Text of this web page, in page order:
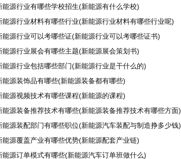
能源行业有哪些学校招生(新能源有什么学校)
能源行业材料有哪些行业(新能源行业材料有哪些行业呢)
能源行业可以考哪些证(新能源行业可以考哪些证书)
能源行业展会有哪些主题(新能源展会策划书)
能源行业包括哪些部门(新能源行业是干什么的)
能源装饰品有哪些(新能源装备都有哪些)
能源视频技术有哪些课程(新能源的课程)
能源装备推荐技术有哪些(新能源装备推荐技术有哪些方面)
能源装配部门有哪些职位(新能源汽车装配与制造挣多少钱)
能源覆盖产业有哪些优势(新能源配套产业链)
能源订单模式有哪些(新能源汽车订单班做什么)